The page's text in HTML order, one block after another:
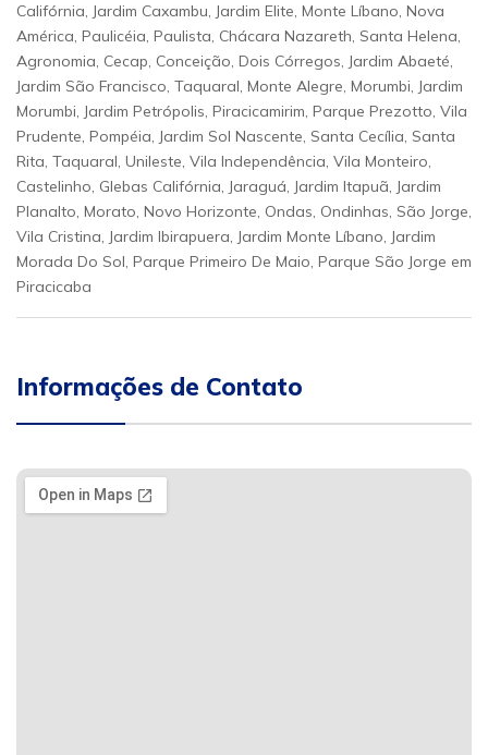
Califórnia, Jardim Caxambu, Jardim Elite, Monte Líbano, Nova
América, Paulicéia, Paulista, Chácara Nazareth, Santa Helena,
Agronomia, Cecap, Conceição, Dois Córregos, Jardim Abaeté,
Jardim São Francisco, Taquaral, Monte Alegre, Morumbi, Jardim
Morumbi, Jardim Petrópolis, Piracicamirim, Parque Prezotto, Vila
Prudente, Pompéia, Jardim Sol Nascente, Santa Cecília, Santa
Rita, Taquaral, Unileste, Vila Independência, Vila Monteiro,
Castelinho, Glebas Califórnia, Jaraguá, Jardim Itapuã, Jardim
Planalto, Morato, Novo Horizonte, Ondas, Ondinhas, São Jorge,
Vila Cristina, Jardim Ibirapuera, Jardim Monte Líbano, Jardim
Morada Do Sol, Parque Primeiro De Maio, Parque São Jorge em
Piracicaba
Informações de Contato